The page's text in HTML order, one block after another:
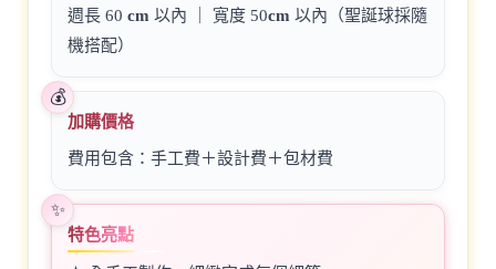
週長 60 cm 以內 ｜ 寬度 50cm 以內（聖誕球採隨
機搭配）
加購價格
費用包含：手工費＋設計費＋包材費
特色亮點